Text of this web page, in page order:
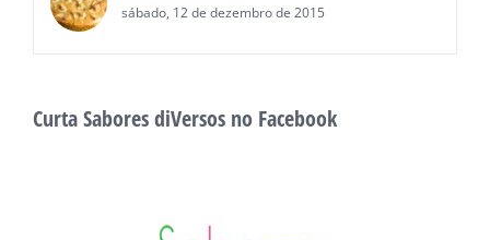
sábado, 12 de dezembro de 2015
Curta Sabores diVersos no Facebook